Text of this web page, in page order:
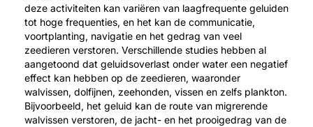
deze activiteiten kan variëren van laagfrequente geluiden
tot hoge frequenties, en het kan de communicatie,
voortplanting, navigatie en het gedrag van veel
zeedieren verstoren. Verschillende studies hebben al
aangetoond dat geluidsoverlast onder water een negatief
effect kan hebben op de zeedieren, waaronder
walvissen, dolfijnen, zeehonden, vissen en zelfs plankton.
Bijvoorbeeld, het geluid kan de route van migrerende
walvissen verstoren, de jacht- en het prooigedrag van de